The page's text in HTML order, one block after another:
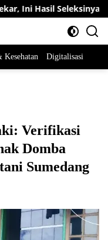
Hasil Seleksinya
Kesehatan Digitalisasi
Verifikasi
Domba
Sumedang